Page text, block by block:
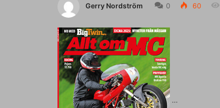
Gerry Nordström 0 60